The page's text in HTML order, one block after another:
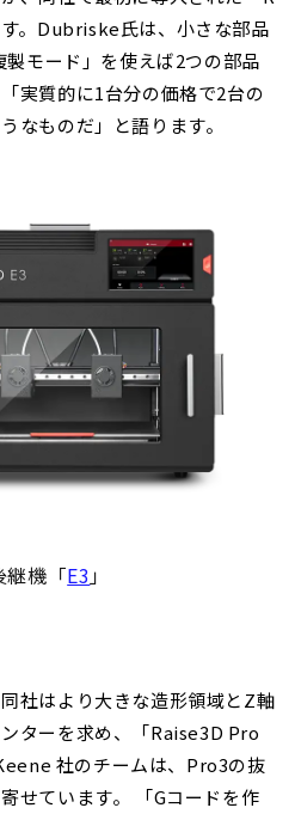
。Dubriske氏は、小さな部品
モード」を使えば2つの部品
実質的に1台分の価格で2台の
なものだ」と語ります。
継機「E3」
社はより大きな造形領域とZ軸
ターを求め、「Raise3D Pro
社のチームは、Pro3の抜
せています。 「Gコードを作